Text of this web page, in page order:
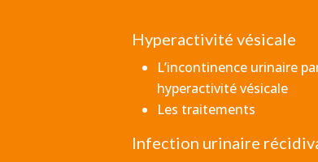
Hyperactivité vésicale
L’incontinence urinaire
hyperactivité vésicale
Les traitements
Infection urinaire